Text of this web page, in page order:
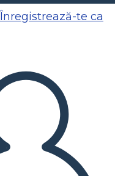
Înregistrează-te ca